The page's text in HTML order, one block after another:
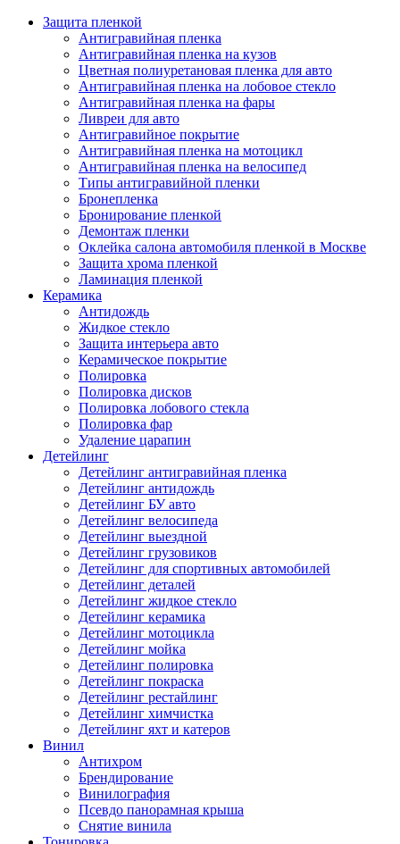
Защита пленкой
Антигравийная пленка
Антигравийная пленка на кузов
Цветная полиуретановая пленка для авто
Антигравийная пленка на лобовое стекло
Антигравийная пленка на фары
Ливреи для авто
Антигравийное покрытие
Антигравийная пленка на мотоцикл
Антигравийная пленка на велосипед
Типы антигравийной пленки
Бронепленка
Бронирование пленкой
Демонтаж пленки
Оклейка салона автомобиля пленкой в Москве
Защита хрома пленкой
Ламинация пленкой
Керамика
Антидождь
Жидкое стекло
Защита интерьера авто
Керамическое покрытие
Полировка
Полировка дисков
Полировка лобового стекла
Полировка фар
Удаление царапин
Детейлинг
Детейлинг антигравийная пленка
Детейлинг антидождь
Детейлинг БУ авто
Детейлинг велосипеда
Детейлинг выездной
Детейлинг грузовиков
Детейлинг для спортивных автомобилей
Детейлинг деталей
Детейлинг жидкое стекло
Детейлинг керамика
Детейлинг мотоцикла
Детейлинг мойка
Детейлинг полировка
Детейлинг покраска
Детейлинг рестайлинг
Детейлинг химчистка
Детейлинг яхт и катеров
Винил
Антихром
Брендирование
Винилография
Псевдо панорамная крыша
Снятие винила